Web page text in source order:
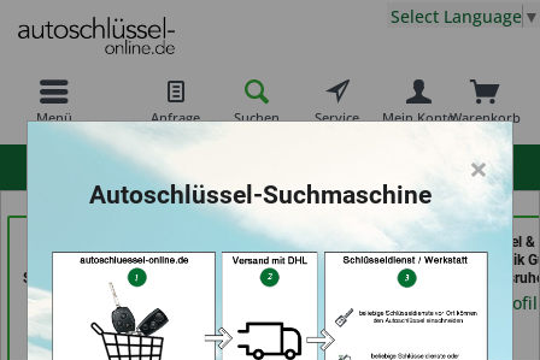
Menü Anfrage Suchen Service Warenkorb
Mein Konto
Select Language ▼
Schlüsseldienst Bernd
Schutte im Kaufpark (in
Göttingen)
Händlerprofil
Autoschlüssel Hamburg
(in Hamburg)
Händlerprofil
Aba Schlüssel &
Sicherheitstechnik
GmbH (in
Händlerprofil
×
Autoschlüssel-Suchmaschine